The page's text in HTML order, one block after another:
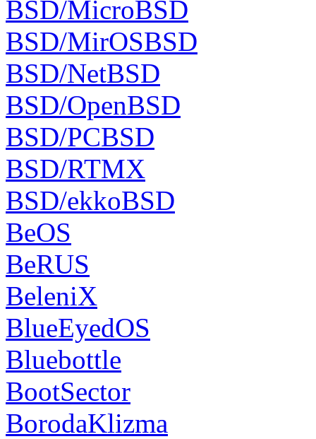
BSD/MicroBSD
BSD/MirOSBSD
BSD/NetBSD
BSD/OpenBSD
BSD/PCBSD
BSD/RTMX
BSD/ekkoBSD
BeOS
BeRUS
BeleniX
BlueEyedOS
Bluebottle
BootSector
BorodaKlizma